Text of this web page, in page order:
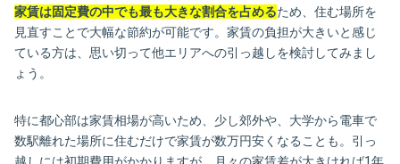
家賃は固定費の中でも最も大きな割合を占めるため、住む場所を
見直すことで大幅な節約が可能です。家賃の負担が大きいと感じ
ている方は、思い切って他エリアへの引っ越しを検討してみまし
ょう。
特に都心部は家賃相場が高いため、少し郊外や、大学から電車で
数駅離れた場所に住むだけで家賃が数万円安くなることも。引っ